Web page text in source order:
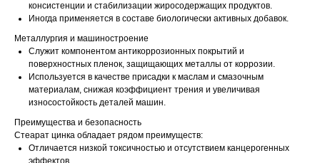
консистенции и стабилизации жиросодержащих продуктов.
Иногда применяется в составе биологически активных добавок.
Металлургия и машиностроение
Служит компонентом антикоррозионных покрытий и
поверхностных пленок, защищающих металлы от коррозии.
Используется в качестве присадки к маслам и смазочным
материалам, снижая коэффициент трения и увеличивая
износостойкость деталей машин.
Преимущества и безопасность
Стеарат цинка обладает рядом преимуществ:
Отличается низкой токсичностью и отсутствием канцерогенных